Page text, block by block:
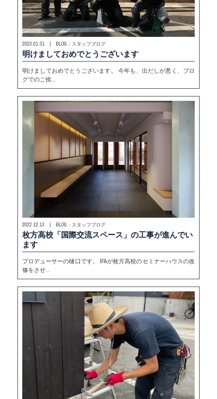
2023.01.31 | BLOG：スタッフブログ
明けましておめでとうございます
明けましておめでとうございます。 今年も、出だしが悪く、ブロ
グでのご挨…
2022.12.13 | BLOG：スタッフブログ
枚方高校「国際交流スペース」の工事が進んでい
ます
プロデューサーの樋口です。 IFAが枚方高校のセミナーハウスの改
修をさせ…